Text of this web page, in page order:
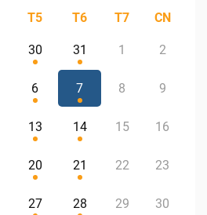
T5 T6 T7 CN
30 31 1 2
6 7 8 9
13 14 15 16
20 21 22 23
27 28 29 30